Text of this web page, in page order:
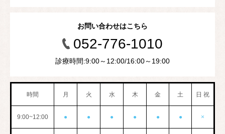
お問い合わせはこちら
052-776-1010
診療時間:9:00～12:00/16:00～19:00
時間 月 火 水 木 金 土 日 祝
9:00~12:00 ● ● ● ● ● ● ×